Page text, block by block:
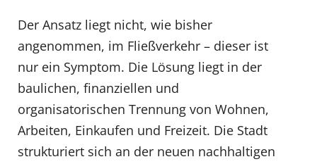
Der Ansatz liegt nicht, wie bisher
angenommen, im Fließverkehr – dieser ist
nur ein Symptom. Die Lösung liegt in der
baulichen, finanziellen und
organisatorischen Trennung von Wohnen,
Arbeiten, Einkaufen und Freizeit. Die Stadt
strukturiert sich an der neuen nachhaltigen